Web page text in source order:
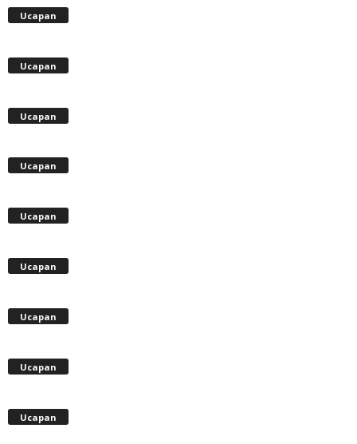
Ucapan
Ucapan
Ucapan
Ucapan
Ucapan
Ucapan
Ucapan
Ucapan
Ucapan